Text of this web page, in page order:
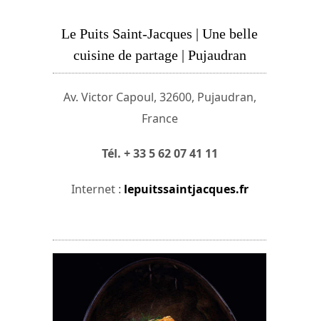
Le Puits Saint-Jacques | Une belle
cuisine de partage | Pujaudran
Av. Victor Capoul, 32600, Pujaudran,
France
Tél. + 33 5 62 07 41 11
Internet : lepuitssaintjacques.fr